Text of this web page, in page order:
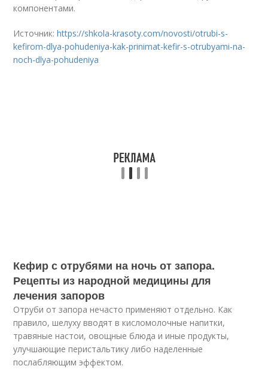
компонентами.
Источник:https://shkola-krasoty.com/novosti/otrubi-s-
kefirom-dlya-pohudeniya-kak-prinimat-kefir-s-otrubyami-na-
noch-dlya-pohudeniya
Кефир с отрубями на ночь от запора.
Рецепты из народной медицины для
лечения запоров
Отруби от запора нечасто применяют отдельно. Как
правило, шелуху вводят в кисломолочные напитки,
травяные настои, овощные блюда и иные продукты,
улучшающие перистальтику либо наделенные
послабляющим эффектом.